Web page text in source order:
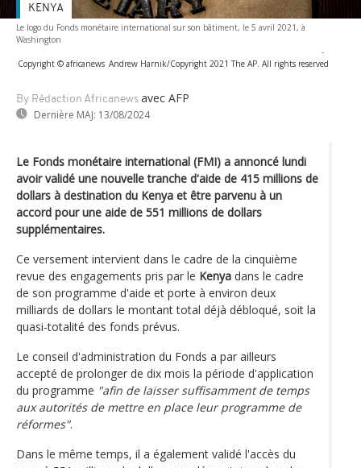
Le logo du Fonds monétaire international sur son bâtiment, le 5 avril 2021, à
Washington
-
Copyright © africanews Andrew Harnik/Copyright 2021 The AP. All rights reserved
By Rédaction Africanews avec AFP
Dernière MAJ: 13/08/2024
KENYA
Le Fonds monétaire international (FMI) a annoncé lundi
avoir validé une nouvelle tranche d'aide de 415 millions de
dollars à destination du Kenya et être parvenu à un
accord pour une aide de 551 millions de dollars
supplémentaires.
Ce versement intervient dans le cadre de la cinquième
revue des engagements pris par le Kenya dans le cadre
de son programme d'aide et porte à environ deux
milliards de dollars le montant total déjà débloqué, soit la
quasi-totalité des fonds prévus.
Le conseil d'administration du Fonds a par ailleurs
accepté de prolonger de dix mois la période d'application
du programme "afin de laisser suffisamment de temps
aux autorités de mettre en place leur programme de
réformes".
Dans le même temps, il a également validé l'accès du